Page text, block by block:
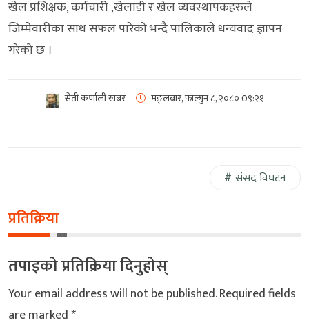
खेल प्रशिक्षक, कर्मचारी ,खेलाडी र खेल व्यवस्थापकहरुले
जिम्मेवारीका साथ सफल पारेको भन्दै पालिकाले धन्यवाद ज्ञापन
गरेको छ ।
सेती कर्णाली खबर मङ्लबार, फाल्गुन ८, २०८०0९:२१
संसद विघटन
प्रतिक्रिया
तपाइको प्रतिक्रिया दिनुहोस्
Your email address will not be published.Required fields
are marked*